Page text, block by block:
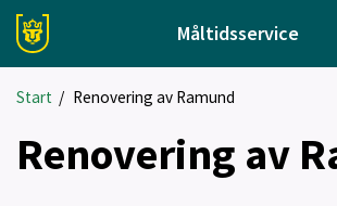
Måltidsservice
Start / Renovering av Ramund
Renovering av